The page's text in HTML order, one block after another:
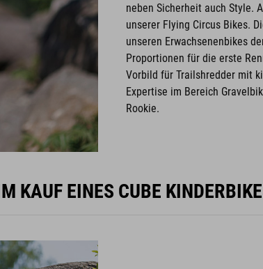
neben Sicherheit auch Style.
unserer Flying Circus Bikes.
unseren Erwachsenenbikes
Proportionen für die erste
Vorbild für Trailshredder mit
Expertise im Bereich
Rookie.
KAUF EINES CUBE